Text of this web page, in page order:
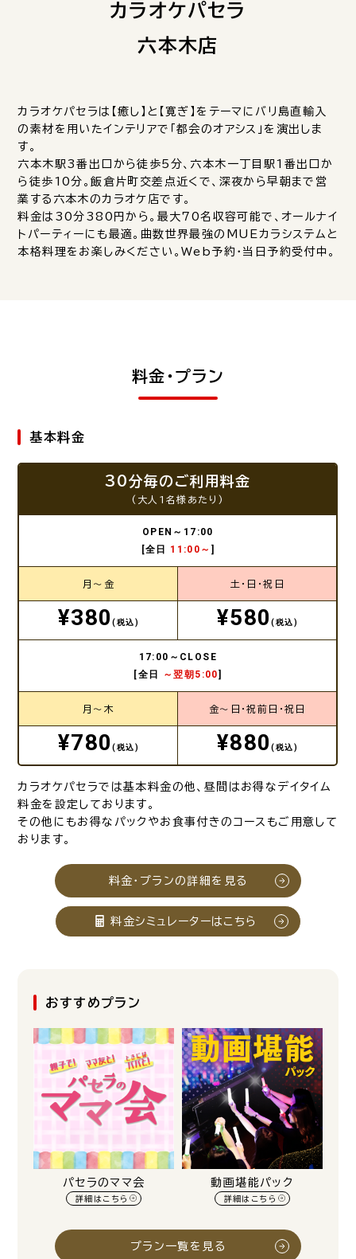
カラオケパセラ
六本木店
カラオケパセラは【癒し】と【寛ぎ】をテーマにバリ島直輸入
の素材を用いたインテリアで「都会のオアシス」を演出しま
す。
六本木駅3番出口から徒歩5分、六本木一丁目駅1番出口か
ら徒歩10分。飯倉片町交差点近くで、深夜から早朝まで営
業する六本木のカラオケ店です。
料金は30分380円から。最大70名収容可能で、オールナイ
トパーティーにも最適。曲数世界最強のMUEカラシステムと
本格料理をお楽しみください。Web予約・当日予約受付中。
料金・プラン
基本料金
30分毎のご利用料金
(大人1名様あたり)
OPEN～17:00
[全日 11:00～ ]
月～金 土・日・祝日
¥380(税込) ¥580(税込)
17:00～CLOSE
[全日
～翌朝5:00]
月～木 金～日・祝前日・祝日
¥780(税込) ¥880(税込)
カラオケパセラでは基本料金の他、昼間はお得なデイタイム
料金を設定しております。
その他にもお得なパックやお食事付きのコースもご用意して
おります。
料金・プランの詳細を見る
料金シミュレーターはこちら
おすすめプラン
パセラのママ会
詳細はこちら
動画堪能パック
詳細はこちら
プラン一覧を見る